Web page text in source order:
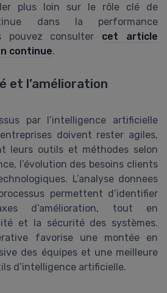
plus loin sur le rôle clé de
dans la performance
pouvez consulter cet article
continue.
et l’amélioration
par l’intelligence artificielle
doivent rester agiles,
leurs outils et méthodes selon
l’évolution des besoins clients
L’analyse donnees
permettent d’identifier
d’amélioration, tout en
et la sécurité des systèmes.
favorise une montée en
des équipes et une meilleure
d’intelligence artificielle.